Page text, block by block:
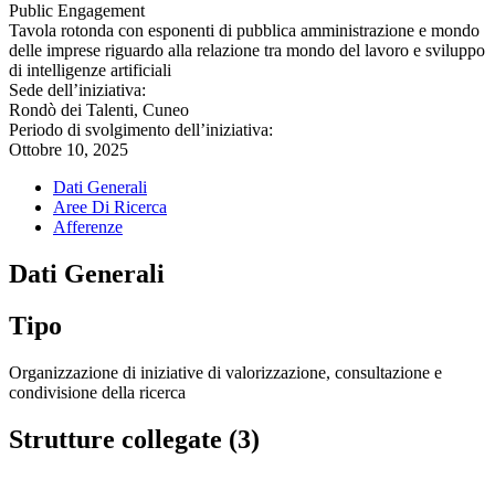
Public Engagement
Tavola rotonda con esponenti di pubblica amministrazione e mondo
delle imprese riguardo alla relazione tra mondo del lavoro e sviluppo
di intelligenze artificiali
Sede dell’iniziativa:
Rondò dei Talenti, Cuneo
Periodo di svolgimento dell’iniziativa:
Ottobre 10, 2025
Dati Generali
Aree Di Ricerca
Afferenze
Dati Generali
Tipo
Organizzazione di iniziative di valorizzazione, consultazione e
condivisione della ricerca
Strutture collegate (3)